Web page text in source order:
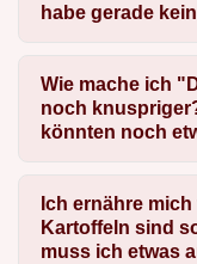
habe gerade
Wie mache ich
noch
könnten noch
Ich ernähre
Kartoffeln sind
muss ich etwas